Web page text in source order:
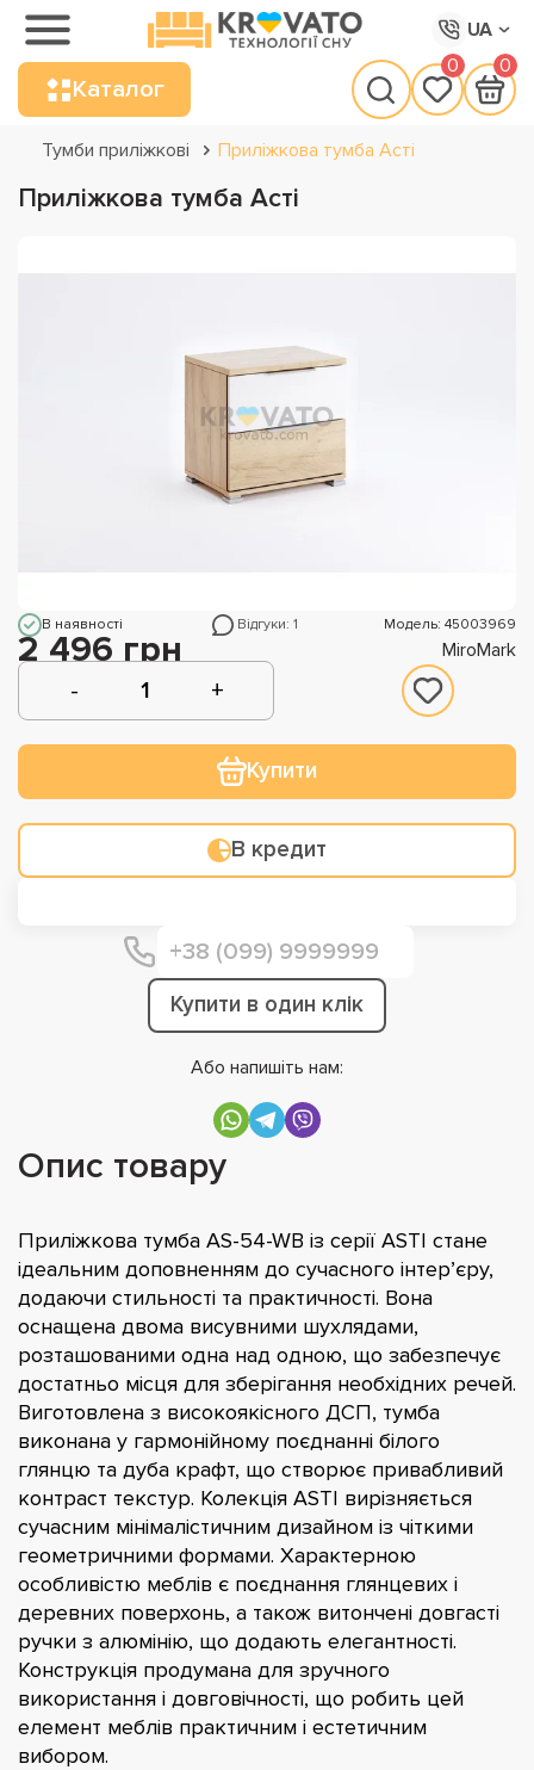
UA
Каталог
0 0
Тумби приліжкові Приліжкова тумба Асті
Приліжкова тумба Асті
В наявності Відгуки: 1 Модель: 45003969
2 496 грн MiroMark
Купити
В кредит
Купити в один клік
Або напишіть нам:
Опис товару
Приліжкова тумба AS-54-WB із серії ASTI стане
ідеальним доповненням до сучасного інтер’єру,
додаючи стильності та практичності. Вона
оснащена двома висувними шухлядами,
розташованими одна над одною, що забезпечує
достатньо місця для зберігання необхідних речей.
Виготовлена з високоякісного ДСП, тумба
виконана у гармонійному поєднанні білого
глянцю та дуба крафт, що створює привабливий
контраст текстур. Колекція ASTI вирізняється
сучасним мінімалістичним дизайном із чіткими
геометричними формами. Характерною
особливістю меблів є поєднання глянцевих і
деревних поверхонь, а також витончені довгасті
ручки з алюмінію, що додають елегантності.
Конструкція продумана для зручного
використання і довговічності, що робить цей
елемент меблів практичним і естетичним
вибором.